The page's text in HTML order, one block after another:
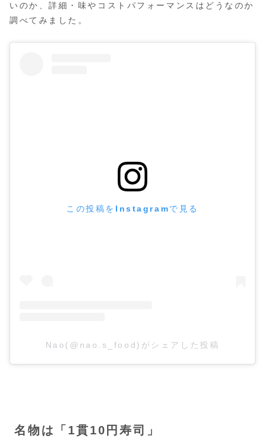
いのか、詳細・味やコストパフォーマンスはどうなのか
調べてみました。
この投稿をInstagramで見る
Nao(@nao.s_food)がシェアした投稿
名物は「1貫10円寿司」